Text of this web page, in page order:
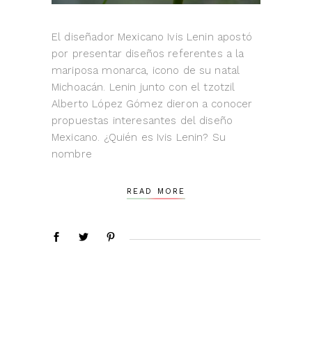
El diseñador Mexicano Ivis Lenin apostó
por presentar diseños referentes a la
mariposa monarca, icono de su natal
Michoacán. Lenin junto con el tzotzil
Alberto López Gómez dieron a conocer
propuestas interesantes del diseño
Mexicano. ¿Quién es Ivis Lenin? Su
nombre
READ MORE